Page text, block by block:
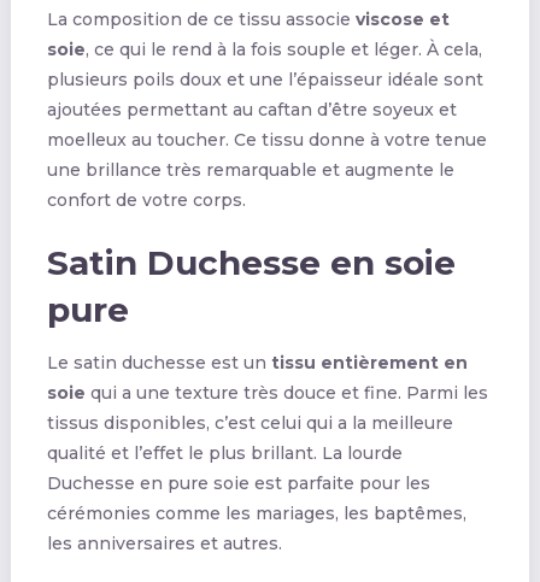
La composition de ce tissu associe viscose et
soie, ce qui le rend à la fois souple et léger. À cela,
plusieurs poils doux et une l’épaisseur idéale sont
ajoutées permettant au caftan d’être soyeux et
moelleux au toucher. Ce tissu donne à votre tenue
une brillance très remarquable et augmente le
confort de votre corps.
Satin Duchesse en soie
pure
Le satin duchesse est un tissu entièrement en
soie qui a une texture très douce et fine. Parmi les
tissus disponibles, c’est celui qui a la meilleure
qualité et l’effet le plus brillant. La lourde
Duchesse en pure soie est parfaite pour les
cérémonies comme les mariages, les baptêmes,
les anniversaires et autres.